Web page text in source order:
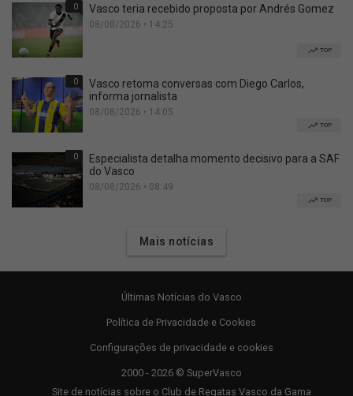
0 Vasco teria recebido proposta por Andrés Gomez
08/08/2026 • 14:25
TOP
0
Vasco retoma conversas com Diego Carlos,
informa jornalista
08/08/2026 • 14:05
TOP
0
Especialista detalha momento decisivo para a SAF
do Vasco
08/08/2026 • 08:49
TOP
Mais notícias
Últimas Notícias do Vasco
Política de Privacidade e Cookies
Configurações de privacidade e cookies
2000 - 2026 © SuperVasco
Site de notícias sobre o Club de Regatas Vasco da Gama